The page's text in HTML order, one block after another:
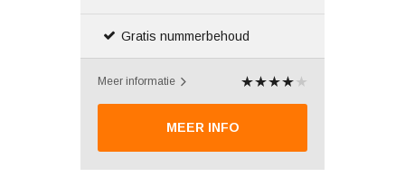
Gratis nummerbehoud
Meer informatie
MEER INFO